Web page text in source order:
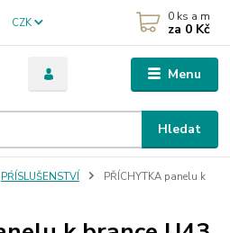
Menu
CZK
Hledat
0 ks a m
za 0 Kč
PŔÍSLUŠENSTVÍ
PŘÍCHYTKA panelu k